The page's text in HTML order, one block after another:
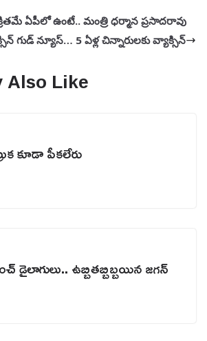
ఏపీలో ఉంటే.. మంత్రి ధర్మాన ప్రసాదరావు
గుడ్ న్యూస్… 5 ఏళ్ల చిన్నారులకు వ్యాక్సిన్
Also Like
కూడా పీకలేరు
డైలాగులు.. ఉబ్బితబ్బిబ్బయిన జగన్